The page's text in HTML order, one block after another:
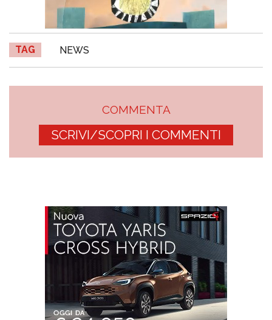
TAG NEWS
COMMENTA
SCRIVI/SCOPRI I COMMENTI